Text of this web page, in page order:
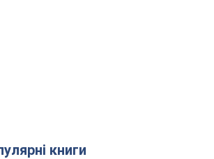
книги